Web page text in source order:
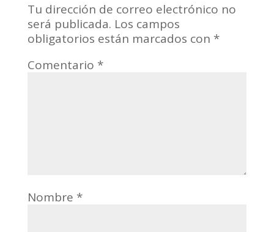
Tu dirección de correo electrónico no
será publicada. Los campos
obligatorios están marcados con *
Comentario *
Nombre *